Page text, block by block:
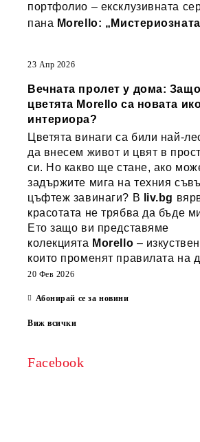
портфолио – ексклузивната
пана Morello:
23 Апр 2026
Вечната пролет у дома:
цветята Morello са новата
интериора?
Цветята винаги са били най-
да внесем живот и цвят в
си. Но какво ще стане, ако
задържите мига на техния
цъфтеж завинаги? В
liv.bg
красотата не трябва да бъде
Ето защо ви представяме
колекцията Morello –
които променят правилата на
20 Фев 2026
Абонирай се за новини
Виж всички
Facebook